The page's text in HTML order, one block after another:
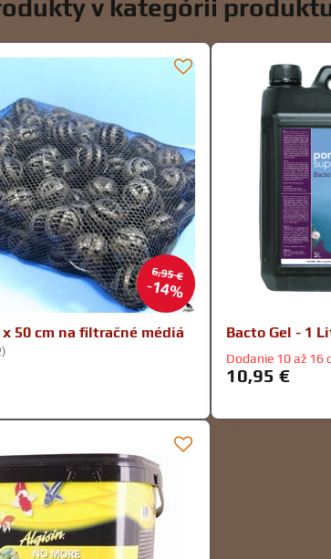
v kategórii
6,95 €
14%
x 50 cm na filtračné médiá Bacto Gel - 1
Dodanie 10 až 16
10,95 €